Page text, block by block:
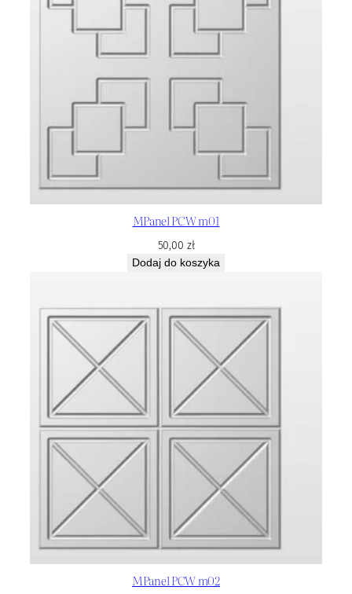
MPanel PCW m01
50,00 zł
Dodaj do koszyka
MPanel PCW m02